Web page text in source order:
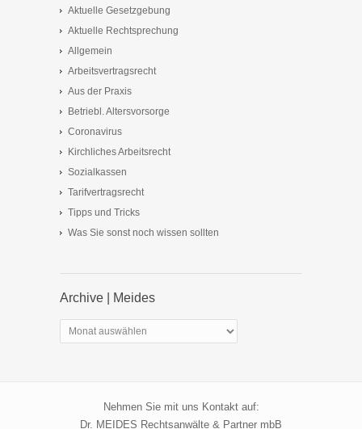
Aktuelle Gesetzgebung
Aktuelle Rechtsprechung
Allgemein
Arbeitsvertragsrecht
Aus der Praxis
Betriebl. Altersvorsorge
Coronavirus
Kirchliches Arbeitsrecht
Sozialkassen
Tarifvertragsrecht
Tipps und Tricks
Was Sie sonst noch wissen sollten
Archive | Meides
Archive
|
Nehmen Sie mit uns Kontakt auf:
Dr. MEIDES Rechtsanwälte & Partner mbB